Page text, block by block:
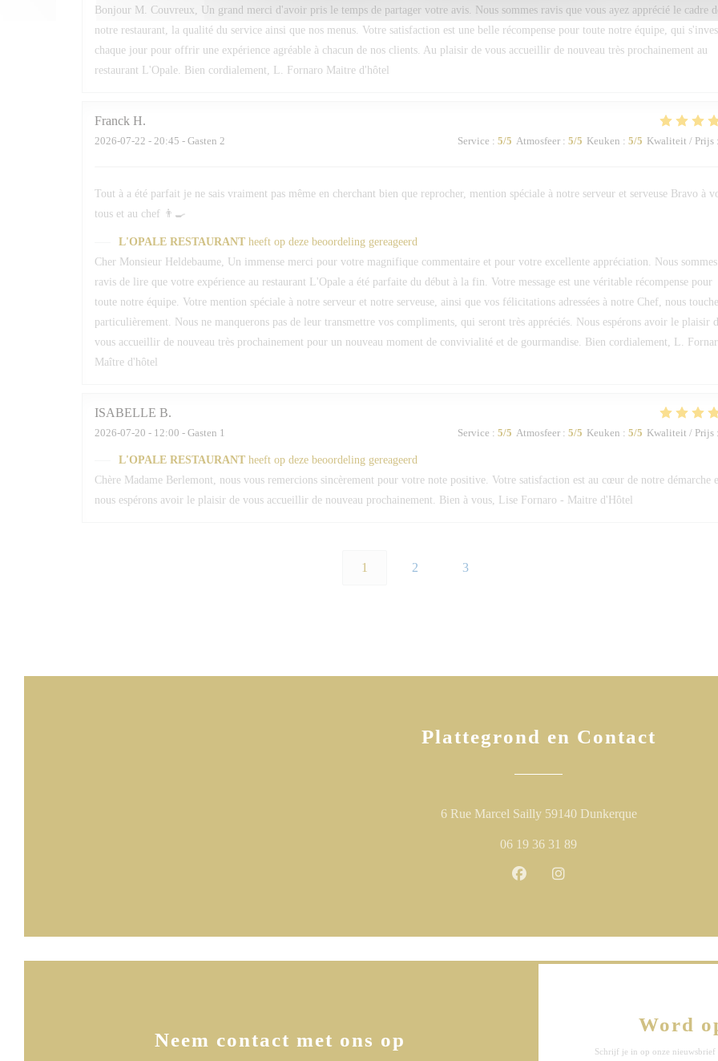
Bonjour M. Couvreux, Un grand merci d'avoir pris le temps de partager votre avis. Nous sommes ravis que vous ayez apprécié le cadre
notre restaurant, la qualité du service ainsi que nos menus. Votre satisfaction est une belle récompense pour toute notre équipe, qui
chaque jour pour offrir une expérience agréable à chacun de nos clients. Au plaisir de vous accueillir de nouveau très prochainement au
restaurant L'Opale. Bien cordialement, L. Fornaro Maitre d'hôtel
Franck H
2026-07-22 - 20:45 - Gasten 2 Service : 5/5 Atmosfeer: 5/5 Keuken : 5/5 Kwaliteit / Prijs:
Tout à a été parfait je ne sais vraiment pas même en cherchant bien que reprocher, mention spéciale à notre serveur et serveuse Bravo à
tous et au chef 👨‍🍳
L'OPALE RESTAURANT heeft op deze beoordeling gereageerd
Cher Monsieur Heldebaume, Un immense merci pour votre magnifique commentaire et pour votre excellente appréciation. Nous sommes
ravis de lire que votre expérience au restaurant L'Opale a été parfaite du début à la fin. Votre message est une véritable récompense pour
toute notre équipe. Votre mention spéciale à notre serveur et notre serveuse, ainsi que vos félicitations adressées à notre Chef, nous
particulièrement. Nous ne manquerons pas de leur transmettre vos compliments, qui seront très appréciés. Nous espérons avoir le plaisir
vous accueillir de nouveau très prochainement pour un nouveau moment de convivialité et de gourmandise. Bien cordialement, L.
Maître d'hôtel
ISABELLE B
2026-07-20 - 12:00 - Gasten 1 Service : 5/5 Atmosfeer: 5/5 Keuken : 5/5 Kwaliteit / Prijs:
L'OPALE RESTAURANT heeft op deze beoordeling gereageerd
Chère Madame Berlemont, nous vous remercions sincèrement pour votre note positive. Votre satisfaction est au cœur de notre démarche
nous espérons avoir le plaisir de vous accueillir de nouveau prochainement. Bien à vous, Lise Fornaro - Maitre d'Hôtel
1 2 3
Plattegrond en Contact
6 Rue Marcel Sailly 59140 Dunkerque((opent in een
06 19 36 31 89
Facebook ((opent in een nieuw
Neem contact met ons op
Word
Schrijf je in op onze nieuwsbrief